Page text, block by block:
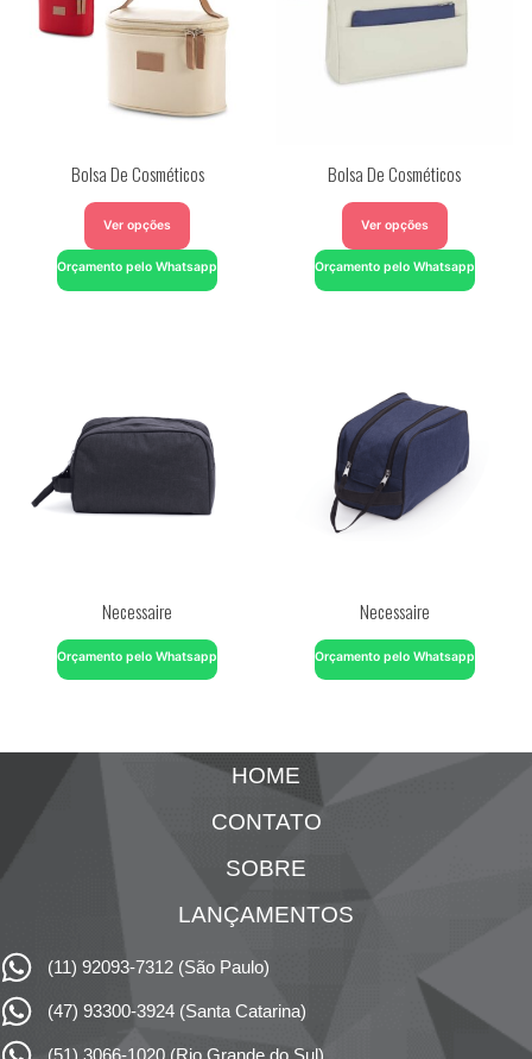
Bolsa De Cosméticos
Ver opções
Orçamento pelo Whatsapp
Bolsa De Cosméticos
Ver opções
Orçamento pelo Whatsapp
Necessaire
Orçamento pelo Whatsapp
Necessaire
Orçamento pelo Whatsapp
HOME
CONTATO
SOBRE
LANÇAMENTOS
(11) 92093-7312 (São Paulo)
(47) 93300-3924 (Santa Catarina)